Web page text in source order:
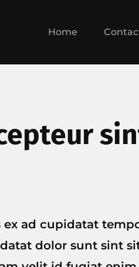
Home
ex ad cupidatat
dolor sunt sint